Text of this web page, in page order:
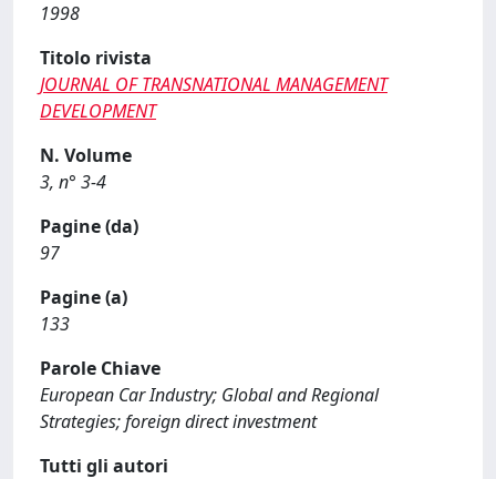
1998
Titolo rivista
JOURNAL OF TRANSNATIONAL MANAGEMENT
DEVELOPMENT
N. Volume
3, n° 3-4
Pagine (da)
97
Pagine (a)
133
Parole Chiave
European Car Industry; Global and Regional
Strategies; foreign direct investment
Tutti gli autori